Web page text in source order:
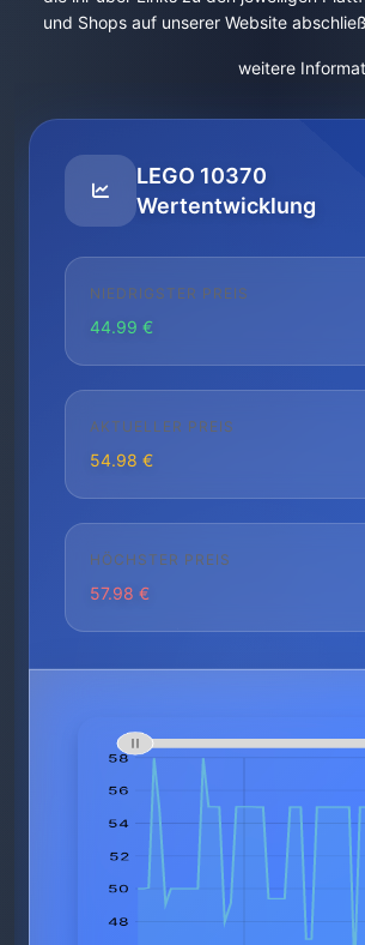
und Shops auf unserer Website
weitere
LEGO 10370
Wertentwicklung
NIEDRIGSTER PREIS
44.99 €
AKTUELLER PREIS
54.98 €
HÖCHSTER PREIS
57.98 €